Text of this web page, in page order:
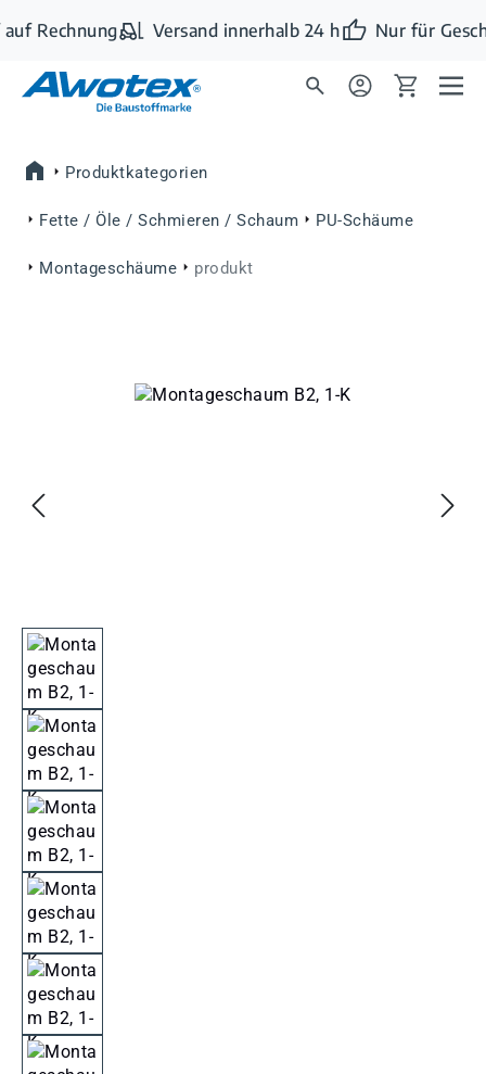
Zum Hauptinhalt springen
Rechnung Versand innerhalb 24 h Nur für
Produktkategorien
Fette / Öle / Schmieren / Schaum PU-Schäume
Montageschäume produkt
Bildergalerie überspringen